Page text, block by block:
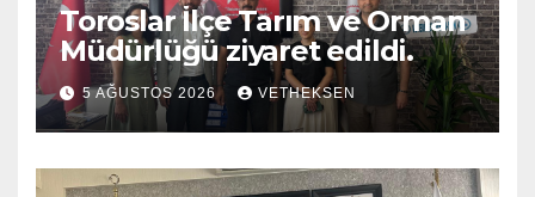
Toroslar İlçe Tarım ve Orman
Müdürlüğü ziyaret edildi.
5 AĞUSTOS 2026 VETHEKSEN